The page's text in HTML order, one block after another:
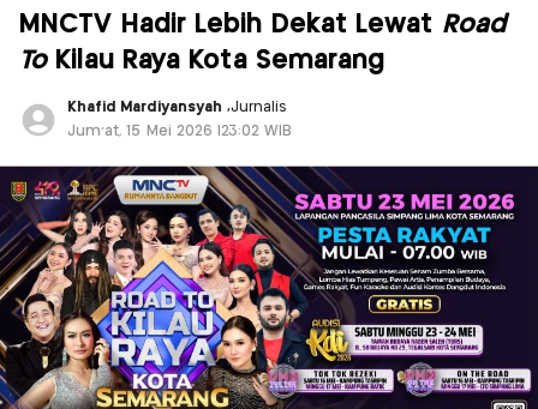
MNCTV Hadir Lebih Dekat Lewat Road
ToKilau Raya Kota Semarang
Khafid Mardiyansyah ,Jurnalis
Jum'at, 15 Mei 2026 |23:02 WIB